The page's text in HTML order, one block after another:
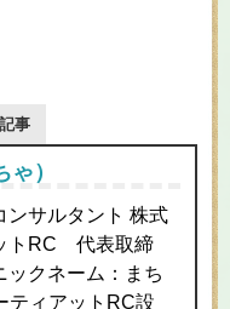
事
）
ンサルタント 株式
トRC 代表取締
クネーム：まち
ティアットRC設